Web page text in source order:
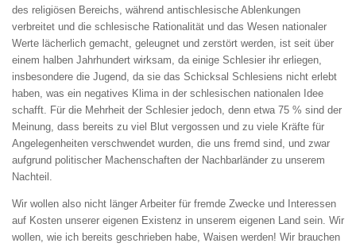
des religiösen Bereichs, während antischlesische Ablenkungen
verbreitet und die schlesische Rationalität und das Wesen nationaler
Werte lächerlich gemacht, geleugnet und zerstört werden, ist seit über
einem halben Jahrhundert wirksam, da einige Schlesier ihr erliegen,
insbesondere die Jugend, da sie das Schicksal Schlesiens nicht erlebt
haben, was ein negatives Klima in der schlesischen nationalen Idee
schafft. Für die Mehrheit der Schlesier jedoch, denn etwa 75 % sind der
Meinung, dass bereits zu viel Blut vergossen und zu viele Kräfte für
Angelegenheiten verschwendet wurden, die uns fremd sind, und zwar
aufgrund politischer Machenschaften der Nachbarländer zu unserem
Nachteil.
Wir wollen also nicht länger Arbeiter für fremde Zwecke und Interessen
auf Kosten unserer eigenen Existenz in unserem eigenen Land sein. Wir
wollen, wie ich bereits geschrieben habe, Waisen werden! Wir brauchen